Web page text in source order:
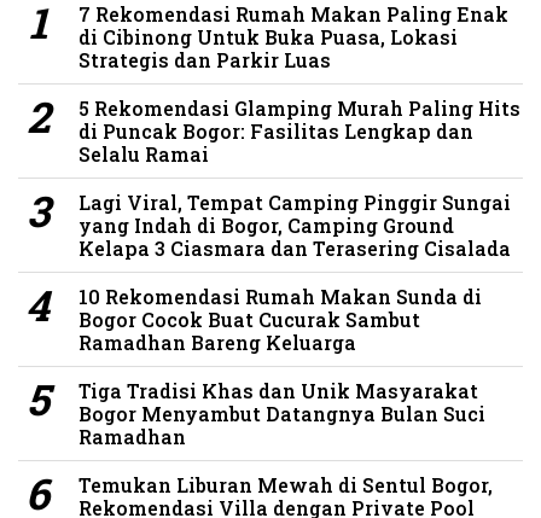
7 Rekomendasi Rumah Makan Paling Enak
di Cibinong Untuk Buka Puasa, Lokasi
Strategis dan Parkir Luas
5 Rekomendasi Glamping Murah Paling Hits
di Puncak Bogor: Fasilitas Lengkap dan
Selalu Ramai
Lagi Viral, Tempat Camping Pinggir Sungai
yang Indah di Bogor, Camping Ground
Kelapa 3 Ciasmara dan Terasering Cisalada
10 Rekomendasi Rumah Makan Sunda di
Bogor Cocok Buat Cucurak Sambut
Ramadhan Bareng Keluarga
Tiga Tradisi Khas dan Unik Masyarakat
Bogor Menyambut Datangnya Bulan Suci
Ramadhan
Temukan Liburan Mewah di Sentul Bogor,
Rekomendasi Villa dengan Private Pool